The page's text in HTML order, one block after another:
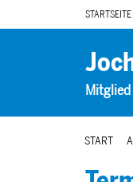
STARTSEITE
Mitglied
START